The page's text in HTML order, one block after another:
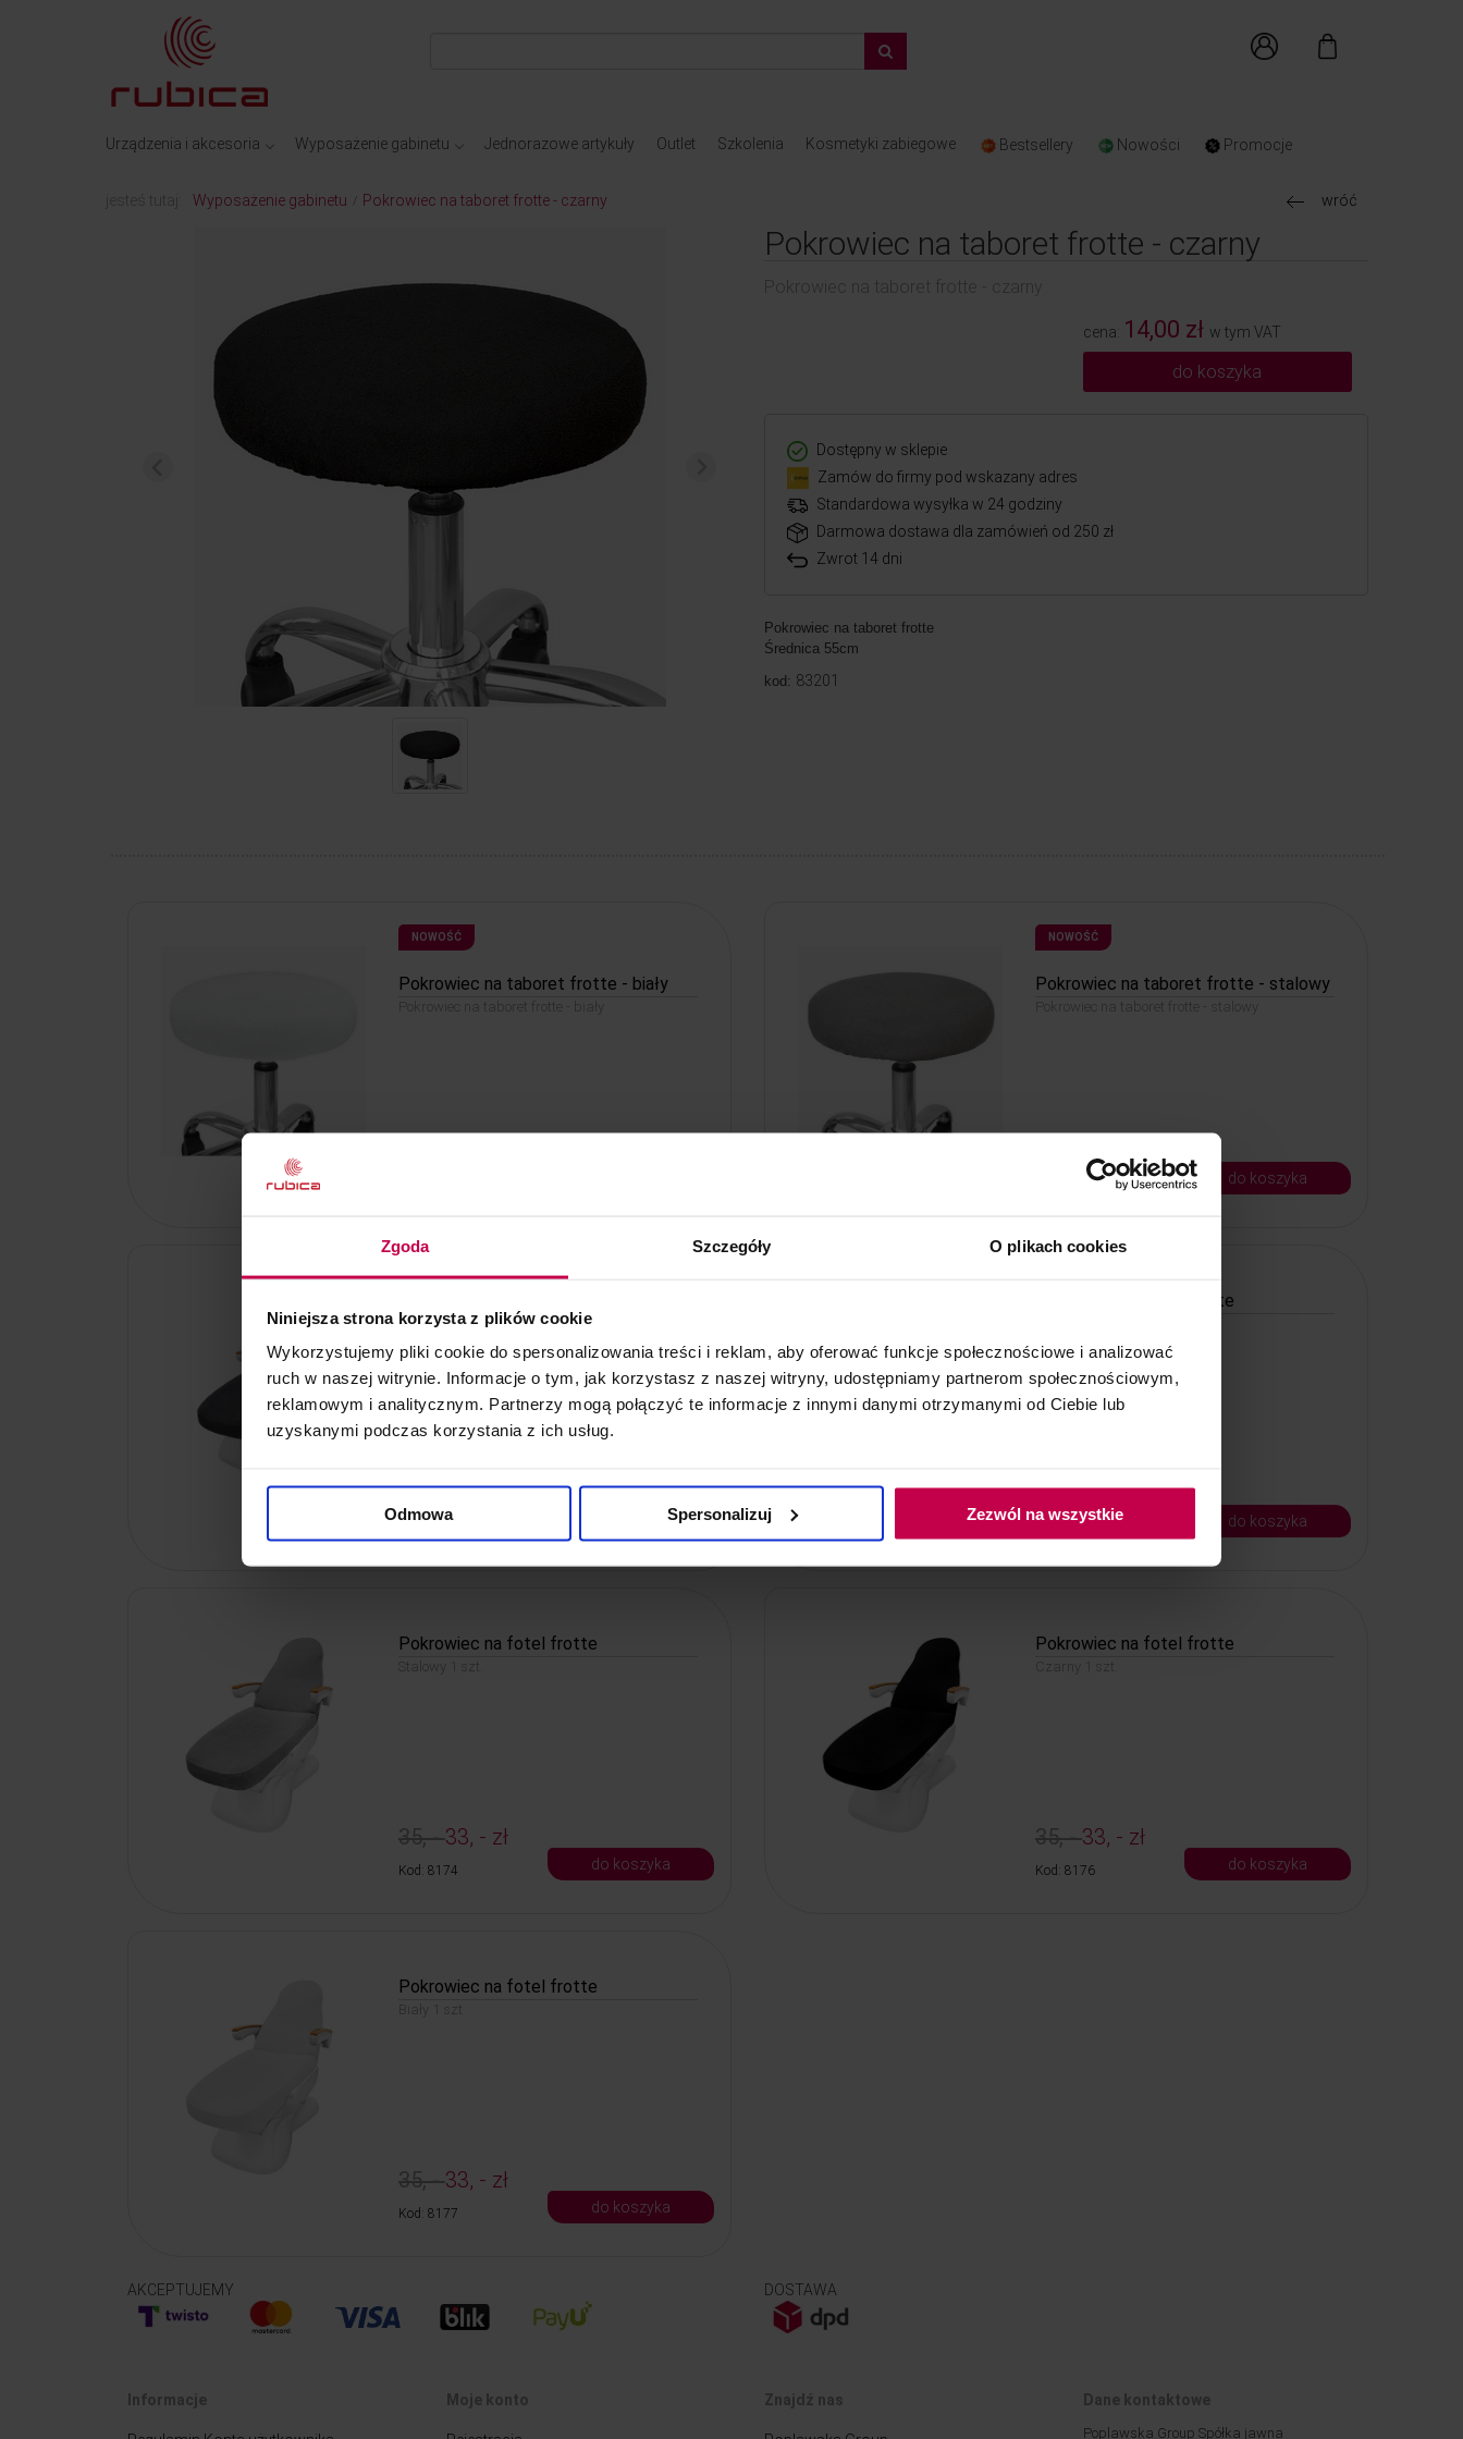
Zgoda Szczegóły O plikach cookies
Niniejsza strona korzysta z plików cookie
Wykorzystujemy pliki cookie do spersonalizowania treści i reklam, aby oferować funkcje społecznościowe i analizować
ruch w naszej witrynie. Informacje o tym, jak korzystasz z naszej witryny, udostępniamy partnerom społecznościowym,
reklamowym i analitycznym. Partnerzy mogą połączyć te informacje z innymi danymi otrzymanymi od Ciebie lub
uzyskanymi podczas korzystania z ich usług.
Odmowa Spersonalizuj Zezwól na wszystkie
Urządzenia i akcesoria Wyposażenie gabinetu Jednorazowe artykuły Outlet Szkolenia Kosmetyki zabiegowe Bestsellery Nowości Promocje
jesteś tutaj: Wyposażenie gabinetu Pokrowiec na taboret frotte - czarny wróć
Pokrowiec na taboret frotte - czarny
Pokrowiec na taboret frotte - czarny
cena: 14,00 zł w tym VAT
do koszyka
Dostępny w sklepie
Zamów do firmy pod wskazany adres
Standardowa wysyłka w 24 godziny
Darmowa dostawa dla zamówień od 250 zł
Zwrot 14 dni
Pokrowiec na taboret frotte
Średnica 55cm
kod: 83201
NOWOŚĆ
Pokrowiec na taboret frotte - biały
Pokrowiec na taboret frotte - biały
NOWOŚĆ
Pokrowiec na taboret frotte - stalowy
Pokrowiec na taboret frotte - stalowy
Kod: 83203 do koszyka
NOWOŚĆ
Pokrowiec na fotel frotte - grafitowy
Grafitowy 1 szt.
35, -33, - zł
do koszyka
Pokrowiec na fotel frotte
35, -33, - zł
Kod: 8236 do koszyka
Pokrowiec na fotel frotte
Stalowy 1 szt.
35, -33, - zł
Kod: 8174 do koszyka
Pokrowiec na fotel frotte
Czarny 1 szt.
35, -33, - zł
Kod: 8176 do koszyka
Pokrowiec na fotel frotte
Biały 1 szt.
35, -33, - zł
Kod: 8177 do koszyka
AKCEPTUJEMY DOSTAWA
Informacje Moje konto Znajdź nas Dane kontaktowe
Poplawska Group Spółka jawna